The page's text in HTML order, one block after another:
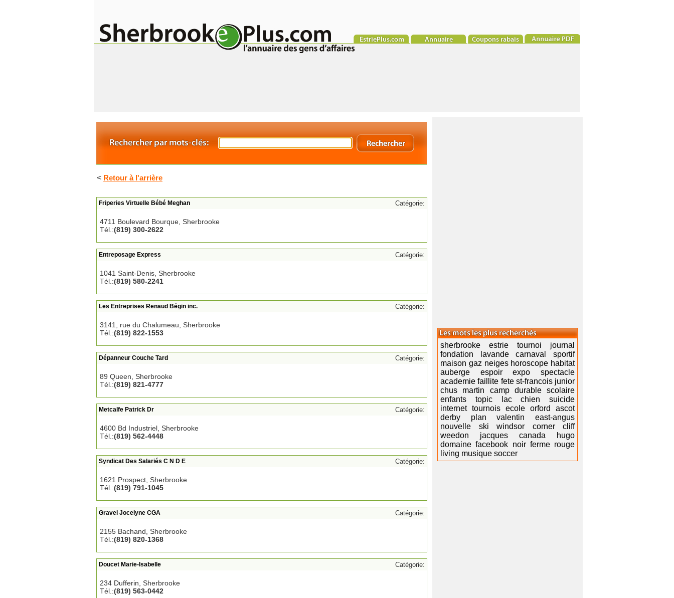
< Retour à l'arrière
Friperies Virtuelle Bébé Meghan Catégorie:
4711 Boulevard Bourque, Sherbrooke
Tél.:(819) 300-2622
Entreposage Express Catégorie:
1041 Saint-Denis, Sherbrooke
Tél.:(819) 580-2241
Les Entreprises Renaud Bégin inc. Catégorie:
3141, rue du Chalumeau, Sherbrooke
Tél.:(819) 822-1553
Dépanneur Couche Tard Catégorie:
89 Queen, Sherbrooke
Tél.:(819) 821-4777
Metcalfe Patrick Dr Catégorie:
4600 Bd Industriel, Sherbrooke
Tél.:(819) 562-4448
Syndicat Des Salariés C N D E Catégorie:
1621 Prospect, Sherbrooke
Tél.:(819) 791-1045
Gravel Jocelyne CGA Catégorie:
2155 Bachand, Sherbrooke
Tél.:(819) 820-1368
Doucet Marie-Isabelle Catégorie:
234 Dufferin, Sherbrooke
Tél.:(819) 563-0442
sherbrooke estrie tournoi journal
fondation lavande carnaval sportif
maison gaz neiges horoscope habitat
auberge espoir expo spectacle
academie faillite fete st-francois junior
chus martin camp durable scolaire
enfants topic lac chien suicide
internet tournois ecole orford ascot
derby plan valentin east-angus
nouvelle ski windsor corner cliff
weedon jacques canada hugo
domaine facebook noir ferme rouge
living musique soccer